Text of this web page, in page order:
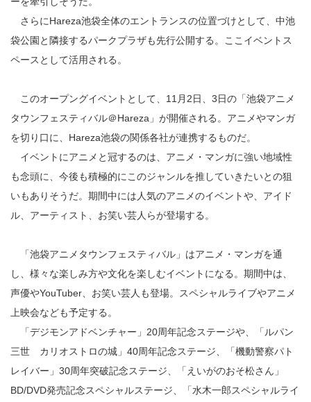
さらにHareza池袋全体のエントランスの位置づけとして、中池
袋公園と隣接するパークプラザも先行公開する。ここイベントス
ペースとして活用される。
このオープングイベントとして、11月2日、3日の「池袋アニメ
タウンフェスティバル＠Hareza」が開催される。アニメやマンガ
を切り口に、Hareza池袋の関係各社が連携するものだ。
イベントにアニメと冠するのは、アニメ・マンガに強い地域性
も念頭に、今後も積極的にこのジャンルを推していきたいとの狙
いもありそうだ。期間中には人気のアニメのイベントや、アイド
ル、アーティスト、お笑い芸人らが登場する。
「池袋アニメタウンフェスティバル」はアニメ・マンガを通
し、様々な楽しみ方や文化を楽しむイベントになる。期間中は、
声優やYouTuber、お笑い芸人も登場。スペシャルライブやアニメ
上映会なども予定する。
「デジモンアドベンチャー」20周年記念ステージや、「ルパン
三世 カリオストロの城」40周年記念ステージ、「機動警察パト
レイバー」30周年突破記念ステージ、「えいがのおそ松さん」
BD/DVD発売記念スペシャルステージ、「水木一郎スペシャルライ